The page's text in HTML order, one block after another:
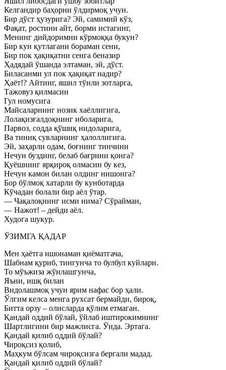
Келгандир баҳорни ўлдирмоқ учун.
Бир дўст ҳузурига? Эй, самимий кўз,
Фақат, ростини айт, борми истагинг,
Менинг дийдоримни кўрмоққа букун?
Бир кун қутлагани бораман сени,
Бир пок ҳақиқатни сенга беназир
Ҳадядай ўшанда элтаман, эй, дўст.
Биласанми ул пок ҳақиқат надир?
Ҳаёт!? Айтинг, яшил тўнли зотларга,
Тажовуз қилмасин
Гул номусига
Майсаларнинг нозик хаёллигига,
Лолақизғалдоқнинг иболарига,
Парвоз, содда қўшиқ нидоларига,
Ва тиниқ сувларнинг ҳалоллигига.
Эй, заҳарли одам, боғнинг тинчини
Нечун буздинг, белаб бағрини қонга?
Қуёшнинг ярқироқ олмасин бу кез,
Нечун камон билан олдинг нишонга?
Бор бўлмоқ хатарли бу кунботарда
Кўчадан болали бир аёл ўтар.
— Чақалоқнинг исми нима? Сўрайман,
— Нажот! – дейди аёл.
Худога шукур.
ЎЗИМГА ҚАДАР
Мен ҳаётга ишонаман қиёматгача,
Шабнам қуриб, тингунча то булбул куйлари.
То мўъжиза жўнлашгунча,
Яъни, ишқ билан
Видолашмоқ учун ярим нафас бор ҳали.
Ўлгим келса менга рухсат бермайди, бироқ,
Битта орзу – олисларда қўлим етмаган.
Қандай оддий бўлай, ўйлаб иштирокимнинг
Шартлигини бир мажлисга. Ўнда. Эртага.
Қандай қилиб оддий бўлай?
Чироқсиз қолиб,
Маҳкум бўлсам чироқсизга бергали мадад.
Қандай қилиб оддий бўлай?